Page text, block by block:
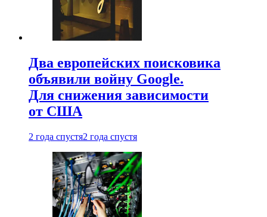
Два европейских поисковика
объявили войну Google.
Для снижения зависимости
от США
2 года спустя2 года спустя